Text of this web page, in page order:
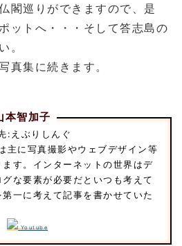
閣巡りができますので、是
ットへ・・・そして答志島の
。
真集に続きます。
本智加子
:えぶりしんぐ
主に写真撮影やウェブデザイン等
す。インターネットの世界はデ
な要素が必要だといつも考えて
一に考えて記事を書かせていた
Youtube